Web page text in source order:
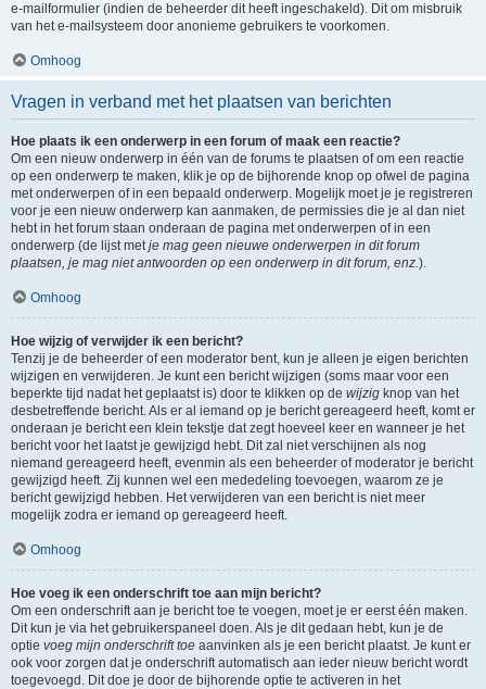
e-mailformulier (indien de beheerder dit heeft ingeschakeld). Dit om misbruik
van het e-mailsysteem door anonieme gebruikers te voorkomen.
Omhoog
Vragen in verband met het plaatsen van berichten
Hoe plaats ik een onderwerp in een forum of maak een reactie?
Om een nieuw onderwerp in één van de forums te plaatsen of om een reactie
op een onderwerp te maken, klik je op de bijhorende knop op ofwel de pagina
met onderwerpen of in een bepaald onderwerp. Mogelijk moet je je registreren
voor je een nieuw onderwerp kan aanmaken, de permissies die je al dan niet
hebt in het forum staan onderaan de pagina met onderwerpen of in een
onderwerp (de lijst metje mag geen nieuwe onderwerpen in dit forum
plaatsen, je mag niet antwoorden op een onderwerp in dit forum, enz.).
Omhoog
Hoe wijzig of verwijder ik een bericht?
Tenzij je de beheerder of een moderator bent, kun je alleen je eigen berichten
wijzigen en verwijderen. Je kunt een bericht wijzigen (soms maar voor een
beperkte tijd nadat het geplaatst is) door te klikken op de wijzig knop van het
desbetreffende bericht. Als er al iemand op je bericht gereageerd heeft, komt er
onderaan je bericht een klein tekstje dat zegt hoeveel keer en wanneer je het
bericht voor het laatst je gewijzigd hebt. Dit zal niet verschijnen als nog
niemand gereageerd heeft, evenmin als een beheerder of moderator je bericht
gewijzigd heeft. Zij kunnen wel een mededeling toevoegen, waarom ze je
bericht gewijzigd hebben. Het verwijderen van een bericht is niet meer
mogelijk zodra er iemand op gereageerd heeft.
Omhoog
Hoe voeg ik een onderschrift toe aan mijn bericht?
Om een onderschrift aan je bericht toe te voegen, moet je er eerst één maken.
Dit kun je via het gebruikerspaneel doen. Als je dit gedaan hebt, kun je de
optie voeg mijn onderschrift toe aanvinken als je een bericht plaatst. Je kunt er
ook voor zorgen dat je onderschrift automatisch aan ieder nieuw bericht wordt
toegevoegd. Dit doe je door de bijhorende optie te activeren in het